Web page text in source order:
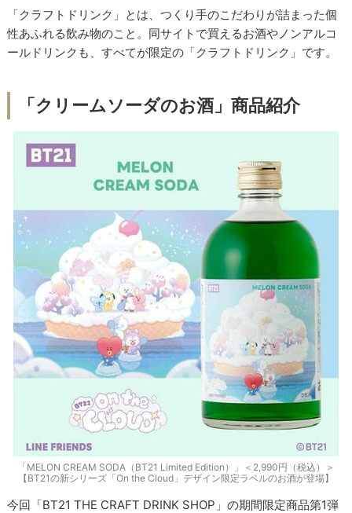
「クラフトドリンク」とは、つくり手のこだわりが詰まった個
性あふれる飲み物のこと。同サイトで買えるお酒やノンアルコ
ールドリンクも、すべてが限定の「クラフトドリンク」です。
「クリームソーダのお酒」商品紹介
「MELON CREAM SODA（BT21 Limited Edition）」＜2,990円（税込）＞
【BT21の新シリーズ「On the Cloud」デザイン限定ラベルのお酒が登場】
今回「BT21 THE CRAFT DRINK SHOP」の期間限定商品第1弾